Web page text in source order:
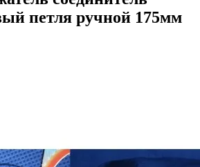
петля ручной 175мм